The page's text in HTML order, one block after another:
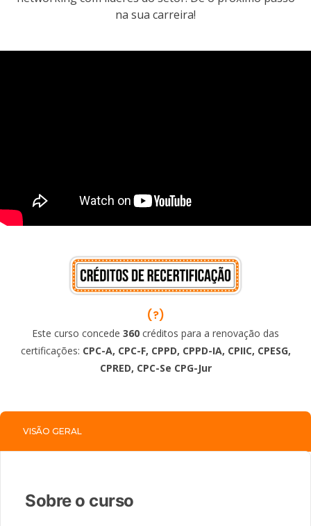
na sua carreira!
(?)
Este curso concede 360 créditos para a renovação das
certificações: CPC-A, CPC-F, CPPD, CPPD-IA, CPIIC, CPESG,
CPRED, CPC-Se CPG-Jur
VISÃO GERAL
Sobre o curso